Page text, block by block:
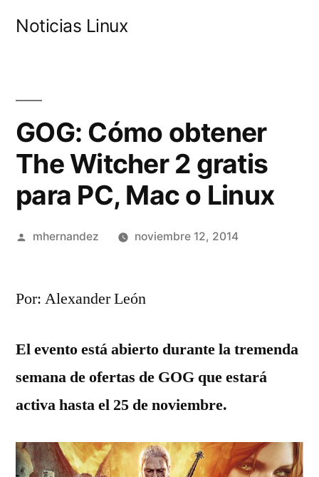
Noticias Linux
GOG: Cómo obtener
The Witcher 2 gratis
para PC, Mac o Linux
Publicado
mhernandez noviembre 12, 2014
Por: Alexander León
El evento está abierto durante la tremenda
semana de ofertas de GOG que estará
activa hasta el 25 de noviembre.